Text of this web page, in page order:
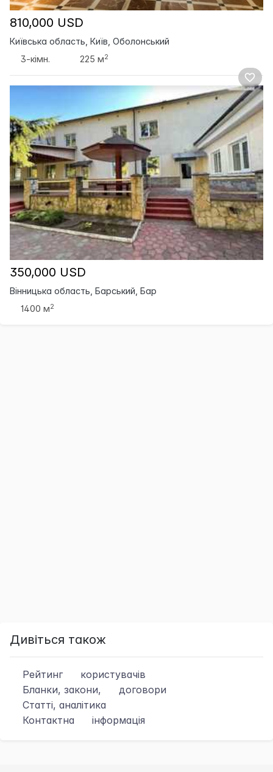
810,000 USD
Київська область, Київ, Оболонський
3-кімн.
225 м2
350,000 USD
Вінницька область, Барський, Бар
1400 м2
Дивіться також
Рейтинг
користувачів
Бланки, закони,
договори
Статті, аналітика
Контактна
інформація